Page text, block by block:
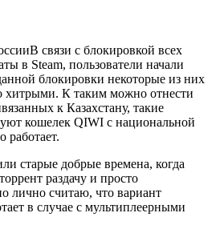
В связи с блокировкой всех
в Steam, пользователи начали
блокировки некоторые из них
хитрыми. К таким можно отнести
к Казахстану, такие
кошелек QIWI с национальной
работает.
старые добрые времена, когда
раздачу и просто
лично считаю, что вариант
в случае с мультиплеерными